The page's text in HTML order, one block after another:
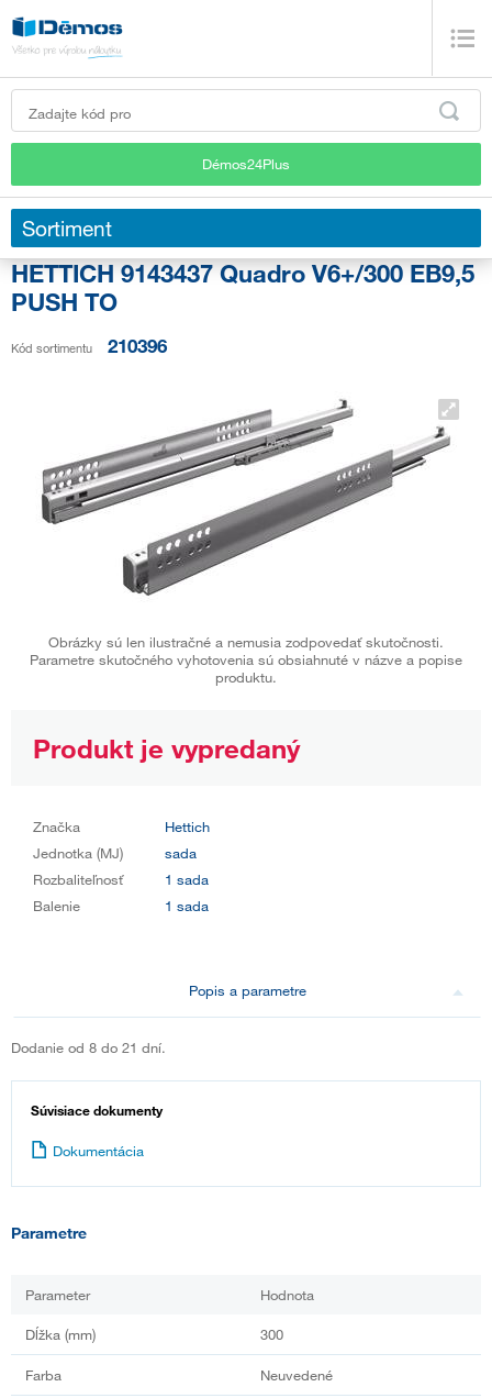
Démos24Plus
Sortiment
HETTICH 9143437 Quadro V6+/300 EB9,5
PUSH TO
Kód sortimentu 210396
Obrázky sú len ilustračné a nemusia zodpovedať skutočnosti.
Parametre skutočného vyhotovenia sú obsiahnuté v názve a popise
produktu.
Produkt je vypredaný
Značka
Hettich
Jednotka (MJ)
sada
Rozbaliteľnosť
1 sada
Balenie
1 sada
Popis a parametre
Dodanie od 8 do 21 dní.
Súvisiace dokumenty
Dokumentácia
Parametre
Parameter Hodnota
Dĺžka (mm) 300
Farba Neuvedené